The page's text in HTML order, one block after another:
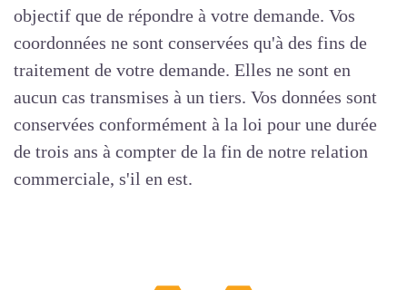
objectif que de répondre à votre demande. Vos
coordonnées ne sont conservées qu'à des fins de
traitement de votre demande. Elles ne sont en
aucun cas transmises à un tiers. Vos données sont
conservées conformément à la loi pour une durée
de trois ans à compter de la fin de notre relation
commerciale, s'il en est.